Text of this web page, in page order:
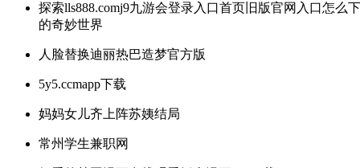
探索lls888.comj9九游会登录入口首页旧版官网入口怎么
的奇妙世界
人脸替换迪丽热巴造梦官方版
5y5.ccmapp下载
妈妈女儿齐上阵苏姨结局
常州学生兼职网